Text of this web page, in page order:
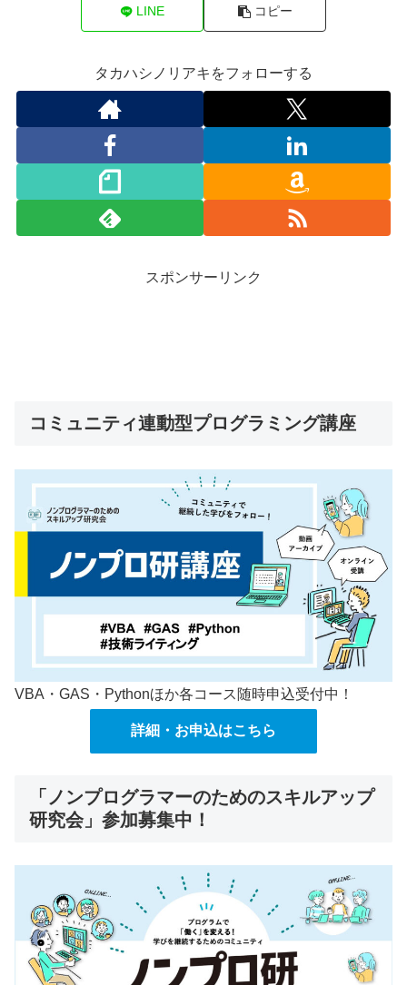
LINE コピー
タカハシノリアキをフォローする
スポンサーリンク
コミュニティ連動型プログラミング講座
VBA・GAS・Pythonほか各コース随時申込受付中！
詳細・お申込はこちら
「ノンプログラマーのためのスキルアップ
研究会」参加募集中！